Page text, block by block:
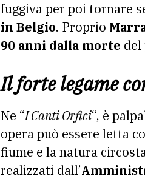
fuggiva per poi tornare
in Belgio. Proprio
90 anni dalla morte del
Il forte legame
Ne “I Canti Orfici“, è
opera può essere letta
fiume e la natura
realizzati dall’